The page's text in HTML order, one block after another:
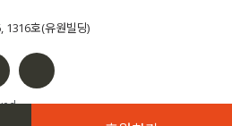
왓슨’ 셜록클럽 9월 행사 초대장
1316호(유원빌딩)